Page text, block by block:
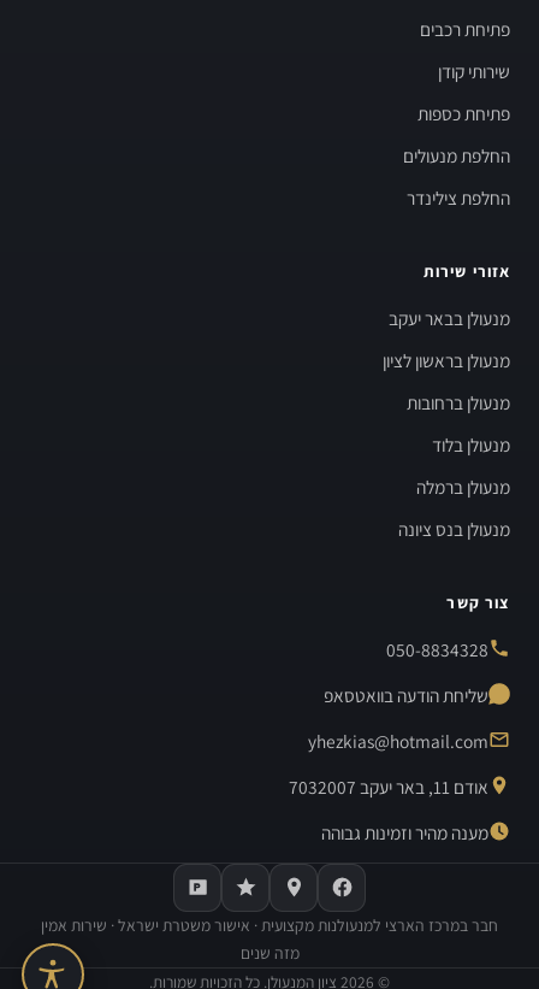
פתיחת רכבים
שירותי קודן
פתיחת כספות
החלפת מנעולים
החלפת צילינדר
אזורי שירות
מנעולן בבאר יעקב
מנעולן בראשון לציון
מנעולן ברחובות
מנעולן בלוד
מנעולן ברמלה
מנעולן בנס ציונה
צור קשר
050-8834328
שליחת הודעה בוואטסאפ
yhezkias@hotmail.com
אודם 11, באר יעקב 7032007
מענה מהיר וזמינות גבוהה
חבר במרכז הארצי למנעולנות מקצועית · אישור משטרת ישראל · שירות אמין
מזה שנים
©
2026 ציון המנעולן. כל הזכויות שמורות.